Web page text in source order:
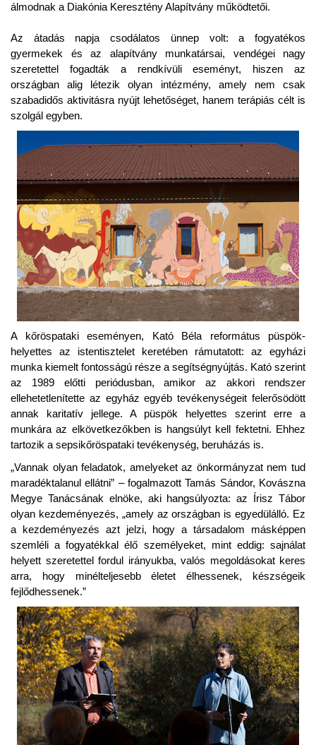
álmodnak a Diakónia Keresztény Alapítvány működtetői.
Az átadás napja csodálatos ünnep volt: a fogyatékos
gyermekek és az alapítvány munkatársai, vendégei nagy
szeretettel fogadták a rendkívüli eseményt, hiszen az
országban alig létezik olyan intézmény, amely nem csak
szabadidős aktivitásra nyújt lehetőséget, hanem terápiás célt is
szolgál egyben.
A kőröspataki eseményen, Kató Béla református püspök-
helyettes az istentisztelet keretében rámutatott: az egyházi
munka kiemelt fontosságú része a segítségnyújtás. Kató szerint
az 1989 előtti periódusban, amikor az akkori rendszer
ellehetetlenítette az egyház egyéb tevékenységeit felerősödött
annak karitatív jellege. A püspök helyettes szerint erre a
munkára az elkövetkezőkben is hangsúlyt kell fektetni. Ehhez
tartozik a sepsikőröspataki tevékenység, beruházás is.
„Vannak olyan feladatok, amelyeket az önkormányzat nem tud
maradéktalanul ellátni” – fogalmazott Tamás Sándor, Kovászna
Megye Tanácsának elnöke, aki hangsúlyozta: az Írisz Tábor
olyan kezdeményezés, „amely az országban is egyedülálló. Ez
a kezdeményezés azt jelzi, hogy a társadalom másképpen
szemléli a fogyatékkal élő személyeket, mint eddig: sajnálat
helyett szeretettel fordul irányukba, valós megoldásokat keres
arra, hogy minélteljesebb életet élhessenek, készségeik
fejlődhessenek.”